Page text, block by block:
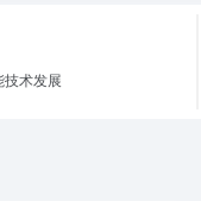
术发展